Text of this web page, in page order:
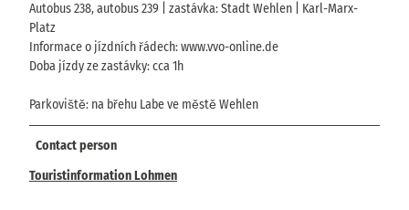
Autobus 238, autobus 239 | zastávka: Stadt Wehlen | Karl-Marx-
Platz
Informace o jízdních řádech: www.vvo-online.de
Doba jízdy ze zastávky: cca 1h
Parkoviště: na břehu Labe ve městě Wehlen
Contact person
Touristinformation Lohmen